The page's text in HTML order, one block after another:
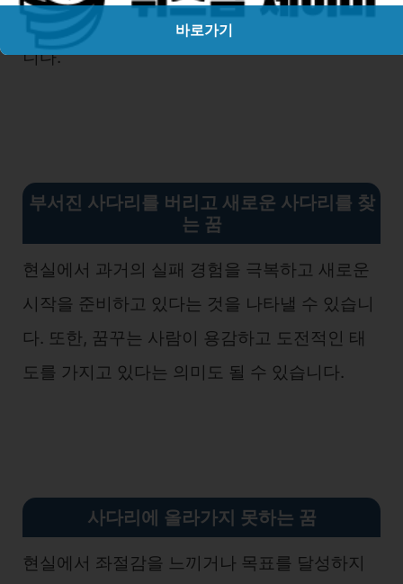
안하거나 두려워하고 있다는 의미도 될 수 있습
니다.
부서진 사다리를 버리고 새로운 사다리를 찾
는 꿈
현실에서 과거의 실패 경험을 극복하고 새로운
시작을 준비하고 있다는 것을 나타낼 수 있습니
다. 또한, 꿈꾸는 사람이 용감하고 도전적인 태
도를 가지고 있다는 의미도 될 수 있습니다.
사다리에 올라가지 못하는 꿈
현실에서 좌절감을 느끼거나 목표를 달성하지
바로가기